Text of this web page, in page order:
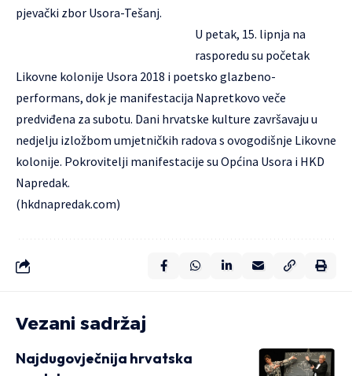
pjevački zbor Usora-Tešanj.
U petak, 15. lipnja na
rasporedu su početak
Likovne kolonije Usora 2018 i poetsko glazbeno-
performans, dok je manifestacija Napretkovo veče
predviđena za subotu. Dani hrvatske kulture završavaju u
nedjelju izložbom umjetničkih radova s ovogodišnje Likovne
kolonije. Pokrovitelji manifestacije su Općina Usora i HKD
Napredak.
(hkdnapredak.com)
Vezani sadržaj
Najdugovječnija hrvatska